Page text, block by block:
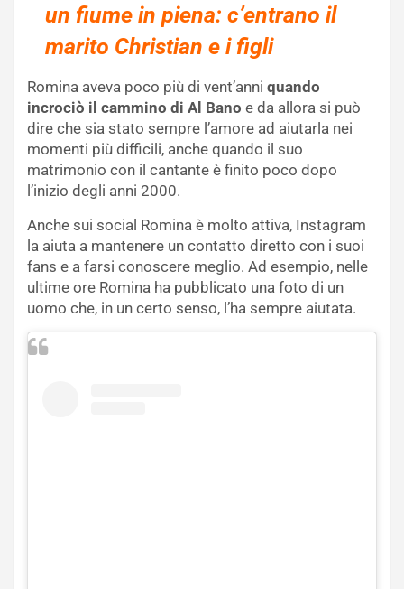
un fiume in piena: c’entrano il
marito Christian e i figli
Romina aveva poco più di vent’anni quando
incrociò il cammino di Al Bano e da allora si può
dire che sia stato sempre l’amore ad aiutarla nei
momenti più difficili, anche quando il suo
matrimonio con il cantante è finito poco dopo
l’inizio degli anni 2000.
Anche sui social Romina è molto attiva, Instagram
la aiuta a mantenere un contatto diretto con i suoi
fans e a farsi conoscere meglio. Ad esempio, nelle
ultime ore Romina ha pubblicato una foto di un
uomo che, in un certo senso, l’ha sempre aiutata.